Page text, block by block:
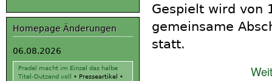
Homepage Änderungen
06.08.2026
Pradel macht im Einzel das halbe
Titel-Dutzend voll
• Presseartikel
•
Gespielt wird von
gemeinsame
statt.